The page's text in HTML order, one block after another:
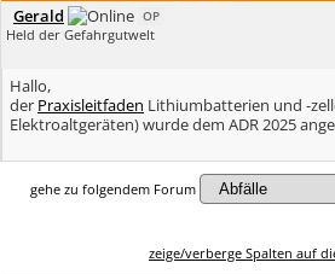
Gerald OP
Held der Gefahrgutwelt
Hallo,
der Praxisleitfaden Lithiumbatterien und -
Elektroaltgeräten) wurde dem ADR 2025
gehe zu folgendem Forum
zeige/verberge Spalten auf